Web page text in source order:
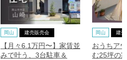
岡山 建売販売会
【月々6.1万円〜】家賃並
みで叶う、3台駐車＆
岡山 建売
おうちア
む25坪の